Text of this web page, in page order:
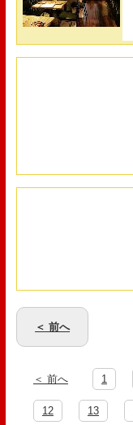
＜ 前へ
＜ 前へ 1
12 13